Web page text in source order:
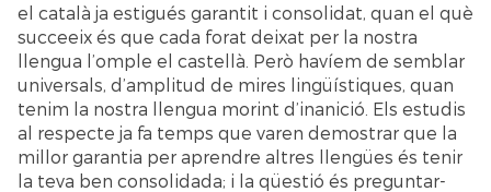
el català ja estigués garantit i consolidat, quan el què
succeeix és que cada forat deixat per la nostra
llengua l’omple el castellà. Però havíem de semblar
universals, d’amplitud de mires lingüístiques, quan
tenim la nostra llengua morint d’inanició. Els estudis
al respecte ja fa temps que varen demostrar que la
millor garantia per aprendre altres llengües és tenir
la teva ben consolidada; i la qüestió és preguntar-